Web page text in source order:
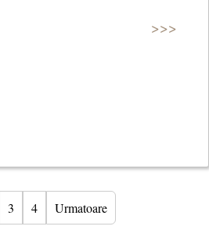
>>>
3 4 Urmatoare